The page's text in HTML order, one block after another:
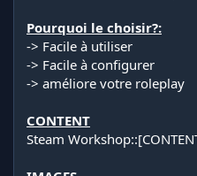
Pourquoi le choisir?:
-> Facile à utiliser
-> Facile à configurer
-> améliore votre roleplay
CONTENT
Steam